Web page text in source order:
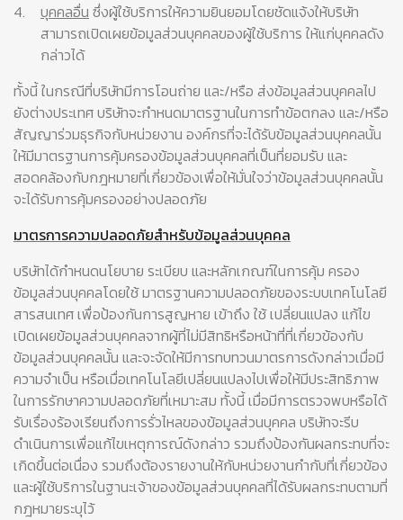
4.
บุคคลอื่น ซึ่งผู้ใช้บริการให้ความยินยอมโดยชัดแจ้งให้บริษัท
สามารถเปิดเผยข้อมูลส่วนบุคคลของผู้ใช้บริการ ให้แก่บุคคลดัง
กล่าวได้
ทั้งนี้ ในกรณีที่บริษัทมีการโอนถ่าย และ/หรือ ส่งข้อมูลส่วนบุคคลไป
ยังต่างประเทศ บริษัทจะกำหนดมาตรฐานในการทำข้อตกลง และ/หรือ
สัญญาร่วมธุรกิจกับหน่วยงาน องค์กรที่จะได้รับข้อมูลส่วนบุคคลนั้น
ให้มีมาตรฐานการคุ้มครองข้อมูลส่วนบุคคลที่เป็นที่ยอมรับ และ
สอดคล้องกับกฎหมายที่เกี่ยวข้องเพื่อให้มั่นใจว่าข้อมูลส่วนบุคคลนั้น
จะได้รับการคุ้มครองอย่างปลอดภัย
มาตรการความปลอดภัยสำหรับข้อมูลส่วนบุคคล
บริษัทได้กำหนดนโยบาย ระเบียบ และหลักเกณฑ์ในการคุ้ม ครอง
ข้อมูลส่วนบุคคลโดยใช้ มาตรฐานความปลอดภัยของระบบเทคโนโลยี
สารสนเทศ เพื่อป้องกันการสูญหาย เข้าถึง ใช้ เปลี่ยนแปลง แก้ไข
เปิดเผยข้อมูลส่วนบุคคลจากผู้ที่ไม่มีสิทธิหรือหน้าที่ที่เกี่ยวข้องกับ
ข้อมูลส่วนบุคคลนั้น และจะจัดให้มีการทบทวนมาตรการดังกล่าวเมื่อมี
ความจำเป็น หรือเมื่อเทคโนโลยีเปลี่ยนแปลงไปเพื่อให้มีประสิทธิภาพ
ในการรักษาความปลอดภัยที่เหมาะสม ทั้งนี้ เมื่อมีการตรวจพบหรือได้
รับเรื่องร้องเรียนถึงการรั่วไหลของข้อมูลส่วนบุคคล บริษัทจะรีบ
ดำเนินการเพื่อแก้ไขเหตุการณ์ดังกล่าว รวมถึงป้องกันผลกระทบที่จะ
เกิดขึ้นต่อเนื่อง รวมถึงต้องรายงานให้กับหน่วยงานกำกับที่เกี่ยวข้อง
และผู้ใช้บริการในฐานะเจ้าของข้อมูลส่วนบุคคลที่ได้รับผลกระทบตามที่
กฎหมายระบุไว้